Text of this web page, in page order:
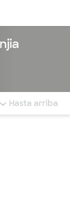
a
COMENTARIOS
Hasta arriba